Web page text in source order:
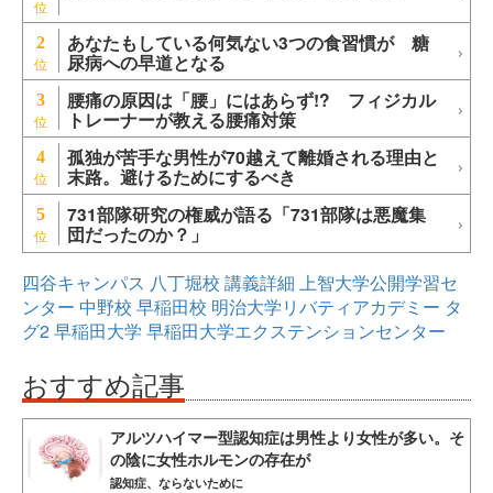
2 あなたもしている何気ない3つの食習慣が 糖
尿病への早道となる
3 腰痛の原因は「腰」にはあらず!? フィジカル
トレーナーが教える腰痛対策
4 孤独が苦手な男性が70越えて離婚される理由と
末路。避けるためにするべき
5 731部隊研究の権威が語る「731部隊は悪魔集
団だったのか？」
四谷キャンパス 八丁堀校 講義詳細 上智大学公開学習セ
ンター 中野校 早稲田校 明治大学リバティアカデミー タ
グ2早稲田大学 早稲田大学エクステンションセンター
おすすめ記事
アルツハイマー型認知症は男性より女性が多い。そ
の陰に女性ホルモンの存在が
認知症、ならないために